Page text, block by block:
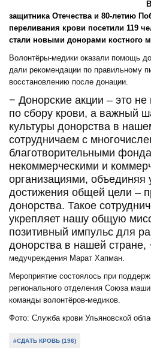
защитника Отечества и 80-летию
переливания крови посетили 119
стали новыми донорами костного
Волонтёры-медики оказали помощь
дали рекомендации по правильному
восстановлению после донации.
− Донорские акции – это
по сбору крови, а важный
культуры донорства в
сотрудничаем с
благотворительными
некоммерческими и
организациями, объединяя
достижения общей цели –
донорства. Такое
укрепляет нашу общую
позитивный импульс для
донорства в нашей стране,
медучреждения Марат Хапман.
Мероприятие состоялось при
регионального отделения Союза
команды волонтёров-медиков.
Фото: Служба крови Ульяновской
#СДАТЬ КРОВЬ (196)